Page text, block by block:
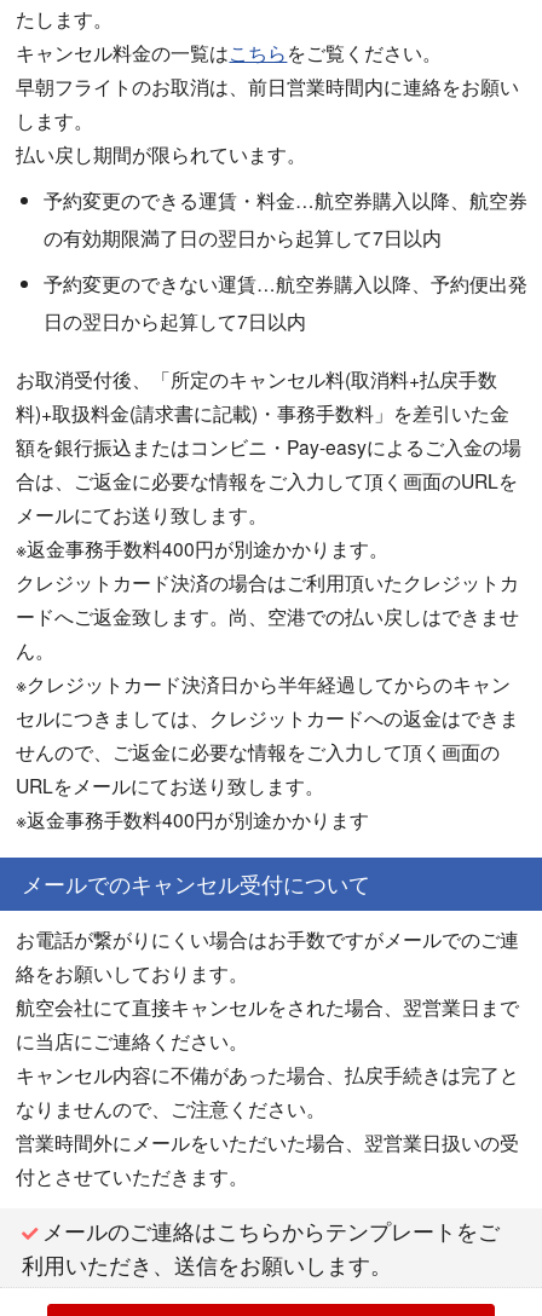
たします。
キャンセル料金の一覧はこちらをご覧ください。
早朝フライトのお取消は、前日営業時間内に連絡をお願い
します。
払い戻し期間が限られています。
予約変更のできる運賃・料金…航空券購入以降、航空券
の有効期限満了日の翌日から起算して7日以内
予約変更のできない運賃…航空券購入以降、予約便出発
日の翌日から起算して7日以内
お取消受付後、「所定のキャンセル料(取消料+払戻手数
料)+取扱料金(請求書に記載)・事務手数料」を差引いた金
額を銀行振込またはコンビニ・Pay-easyによるご入金の場
合は、ご返金に必要な情報をご入力して頂く画面のURLを
メールにてお送り致します。
※返金事務手数料400円が別途かかります。
クレジットカード決済の場合はご利用頂いたクレジットカ
ードへご返金致します。尚、空港での払い戻しはできませ
ん。
※クレジットカード決済日から半年経過してからのキャン
セルにつきましては、クレジットカードへの返金はできま
せんので、ご返金に必要な情報をご入力して頂く画面の
URLをメールにてお送り致します。
※返金事務手数料400円が別途かかります
メールでのキャンセル受付について
お電話が繋がりにくい場合はお手数ですがメールでのご連
絡をお願いしております。
航空会社にて直接キャンセルをされた場合、翌営業日まで
に当店にご連絡ください。
キャンセル内容に不備があった場合、払戻手続きは完了と
なりませんので、ご注意ください。
営業時間外にメールをいただいた場合、翌営業日扱いの受
付とさせていただきます。
メールのご連絡はこちらからテンプレートをご
利用いただき、送信をお願いします。